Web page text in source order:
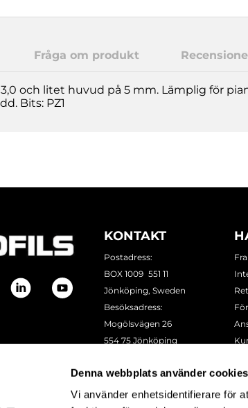
Denna webbplats använder cookies
Vi använder enhetsidentifierare för
Fråga om produkt
och litet huvud på 5 mm. Lämplig för
Bits: PZ1
KONTAKT
Postadress:
BOX 1009 551 11
Jönköping, Sweden
Besöksadress:
Mogölsvägen 26
554 75 Jönköping
Epost:info@theofils.se
Org. nr 556154-8925